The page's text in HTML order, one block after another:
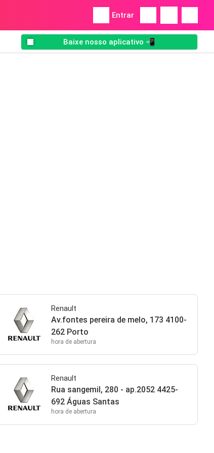
Entrar
Baixe nosso aplicativo 📲
Renault
Av.fontes pereira de melo, 173 4100-
262 Porto
hora de abertura
Renault
Rua sangemil, 280 - ap.2052 4425-
692 Águas Santas
hora de abertura